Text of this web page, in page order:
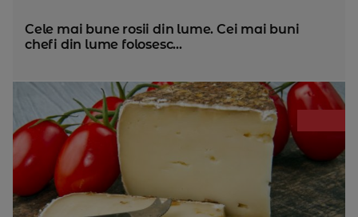
Cele mai bune rosii din lume. Cei mai buni
chefi din lume folosesc...